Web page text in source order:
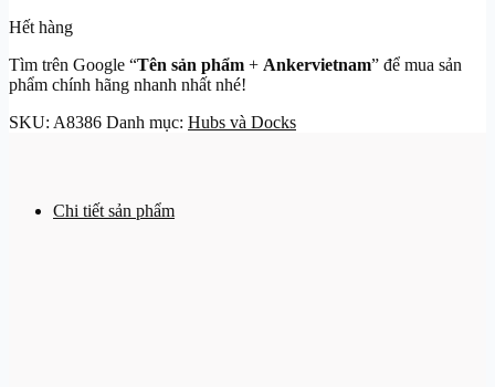
Hết hàng
Tìm trên Google “Tên sản phẩm + Ankervietnam” để mua sản
phẩm chính hãng nhanh nhất nhé!
SKU: A8386 Danh mục: Hubs và Docks
Chi tiết sản phẩm